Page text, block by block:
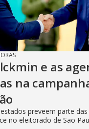
e as
na
preveem parte
no eleitorado de São